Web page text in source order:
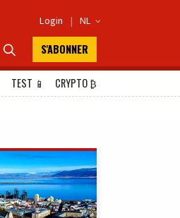
Login | NL 
 S'ABONNER
TEST 📱 CRYPTO₿